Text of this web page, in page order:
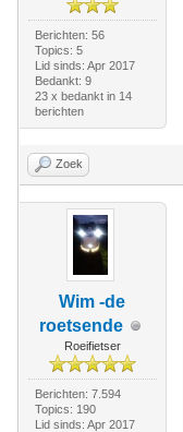
Berichten: 56
Topics: 5
Lid sinds: Apr 2017
Bedankt: 9
23 x bedankt in 14
berichten
Zoek
Wim -de
roetsende
Roeifietser
Berichten: 7.594
Topics: 190
Lid sinds: Apr 2017